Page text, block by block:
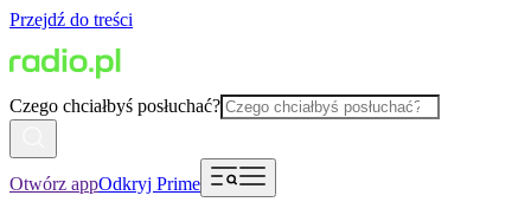
Przejdź do treści
Czego chciałbyś posłuchać?
Otwórz appOdkryj Prime